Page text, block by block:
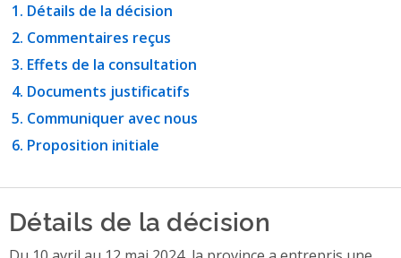
Détails de la décision
Commentaires reçus
Effets de la consultation
Documents justificatifs
Communiquer avec nous
Proposition initiale
Détails de la décision